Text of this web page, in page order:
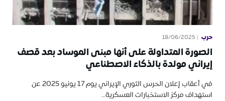
حرب 18/06/2025
الصورة المتداولة على أنها مبنى الموساد بعد قصف
إيراني مولدة بالذكاء الاصطناعي
في أعقاب إعلان الحرس الثوري الإيراني يوم 17 يونيو 2025 عن
استهداف مركز الاستخبارات العسكرية…